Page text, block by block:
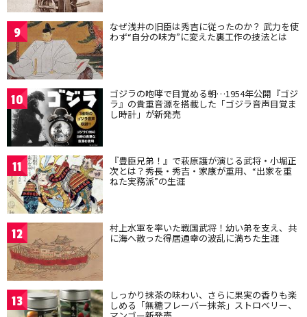
9 なぜ浅井の旧臣は秀吉に従ったのか？ 武力を使
わず“自分の味方”に変えた裏工作の技法とは
10 ゴジラの咆哮で目覚める朝…1954年公開『ゴジ
ラ』の貴重音源を搭載した「ゴジラ音声目覚ま
し時計」が新発売
11 『豊臣兄弟！』で萩原護が演じる武将・小堀正
次とは？秀長・秀吉・家康が重用、“出家を重
ねた実務派”の生涯
12 村上水軍を率いた戦国武将！幼い弟を支え、共
に海へ散った得居通幸の波乱に満ちた生涯
13 しっかり抹茶の味わい、さらに果実の香りも楽
しめる「無糖フレーバー抹茶」ストロベリー、